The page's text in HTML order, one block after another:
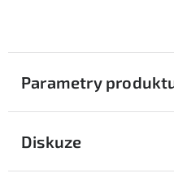
Parametry
Diskuze